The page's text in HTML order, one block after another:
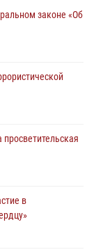
за неделю
среди
Псковские
законе «Об
в